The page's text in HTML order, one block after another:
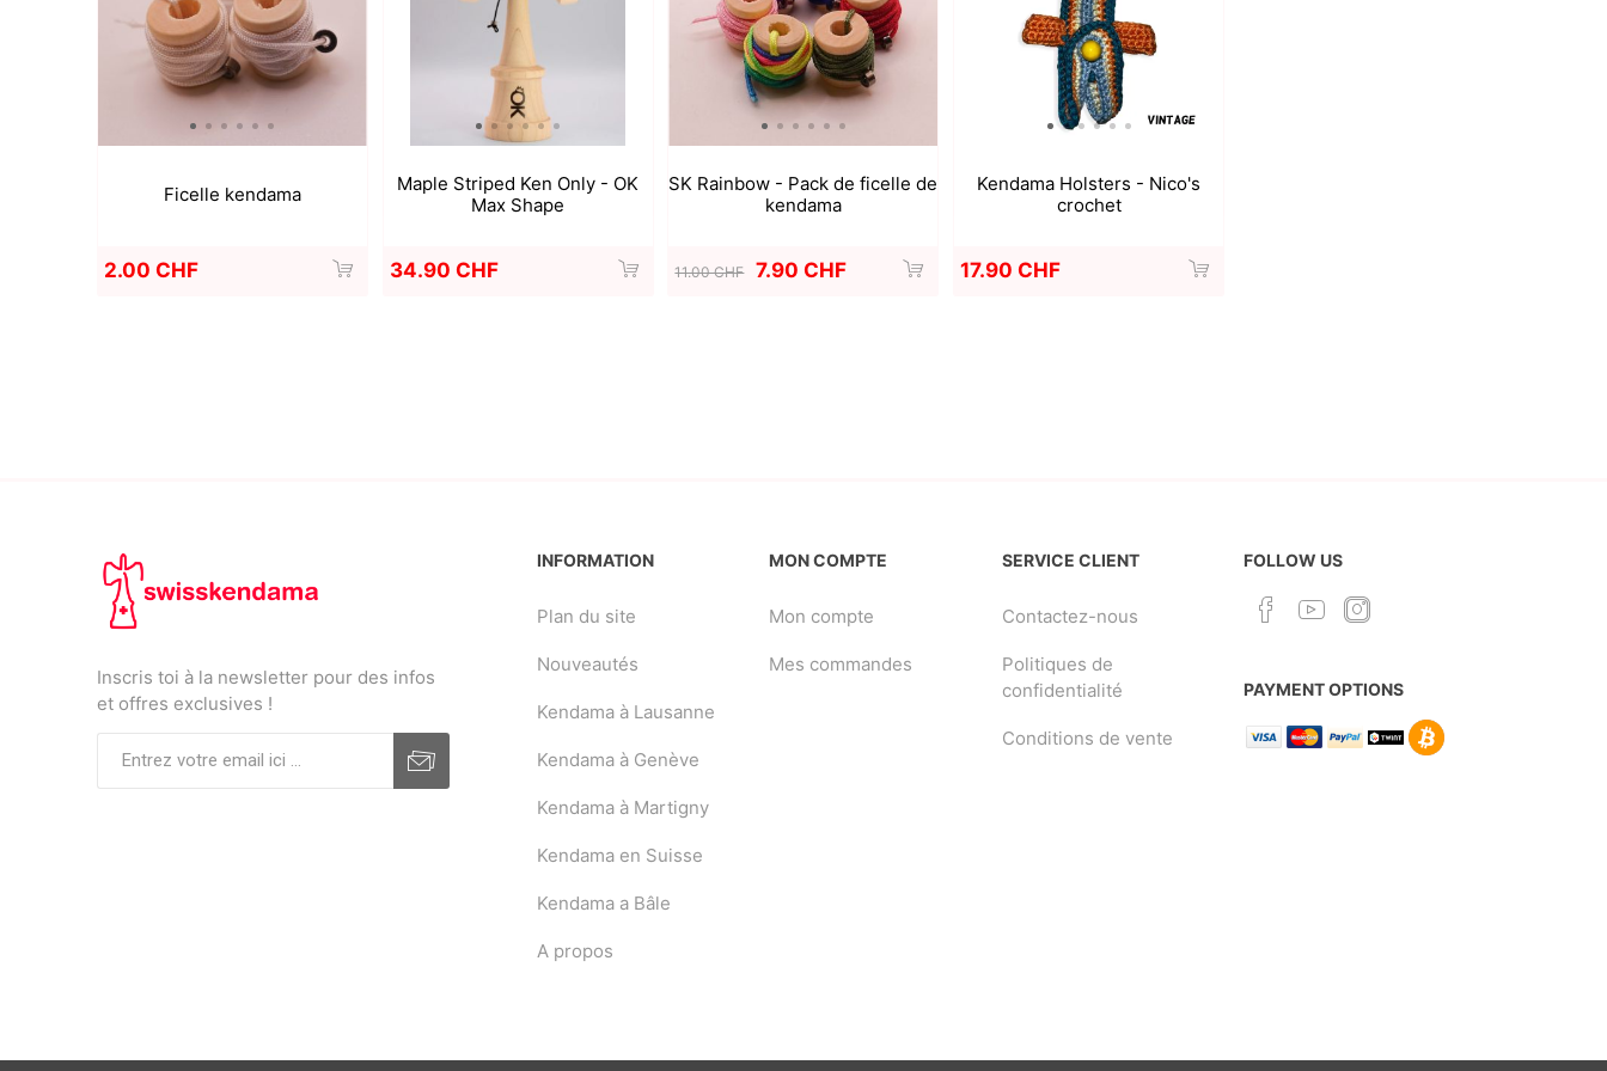
Ficelle kendama
2.00 CHF
Maple Striped Ken Only - OK
Max Shape
34.90 CHF
SK Rainbow - Pack de ficelle de
kendama
11.00 CHF 7.90 CHF
Kendama Holsters - Nico's
crochet
17.90 CHF
Inscris toi à la newsletter pour des infos
et offres exclusives !
INFORMATION
Plan du site
Nouveautés
Kendama à Lausanne
Kendama à Genève
Kendama à Martigny
Kendama en Suisse
Kendama a Bâle
A propos
MON COMPTE
Mon compte
Mes commandes
SERVICE CLIENT
Contactez-nous
Politiques de
confidentialité
Conditions de vente
FOLLOW US
PAYMENT OPTIONS